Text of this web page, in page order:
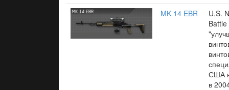
MK 14 EBR
U.S.
США
в